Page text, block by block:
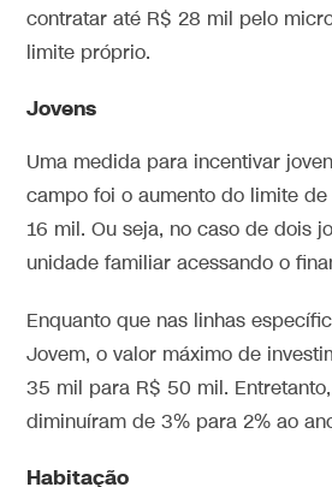
contratar até R$ 28 mil pelo
limite próprio.
Jovens
Uma medida para incentivar
campo foi o aumento do limite
16 mil. Ou seja, no caso de dois
unidade familiar acessando o
Enquanto que nas linhas
Jovem, o valor máximo de
35 mil para R$ 50 mil.
diminuíram de 3% para 2% ao
Habitação